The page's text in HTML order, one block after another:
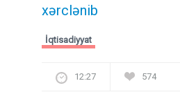
xərclənib
İqtisadiyyat
12:27 574